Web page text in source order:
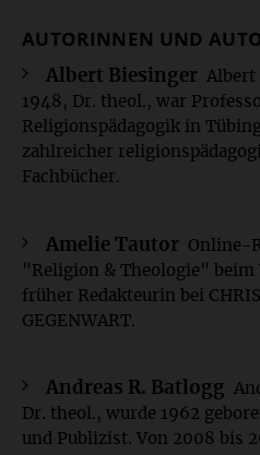
AUTORINNEN UND
Albert Biesinger Albert
1948, Dr. theol., war
Religionspädagogik in
zahlreicher
Fachbücher.
Amelie Tautor
Online-
"Religion & Theologie" beim
früher Redakteurin bei
GEGENWART.
Andreas R. Batlogg
Dr. theol., wurde 1962
und Publizist. Von 2008 bis